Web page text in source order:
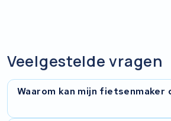
Veelgestelde vragen
Waarom kan mijn fietsenmaker